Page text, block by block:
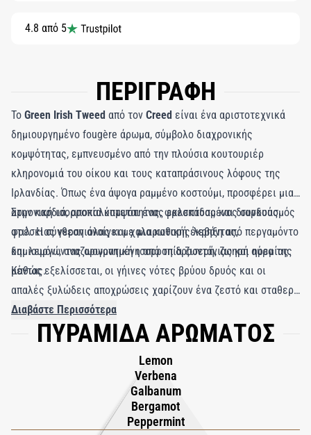
4.8 από 5
ΠΕΡΙΓΡΑΦΗ
Το Green Irish Tweed από τον Creed είναι ένα αριστοτεχνικά
δημιουργημένο fougère άρωμα, σύμβολο διαχρονικής
κομψότητας, εμπνευσμένο από την πλούσια κουτουριέρ
κληρονομιά του οίκου και τους καταπράσινους λόφους της
Ιρλανδίας. Όπως ένα άψογα ραμμένο κοστούμι, προσφέρει μια
αρμονική ισορροπία κομψότητας, φρεσκάδας και διαρκούς
στιλ. Η σύνθεση ανοίγει με μια καθαρή έκρηξη από περγαμόντο
και λεμόνι, αναζωογονημένη από τη δροσερή, ζωηρή αύρα της
μέντας.
Στην καρδιά, αποκαλύπτεται ένας εκλεπτυσμένος συνδυασμός
φρέσκιας γερανιόλας και χαλαρωτικής λεβάντας,
δημιουργώντας αρωματική ισορροπία ζωντάνιας και ηρεμίας.
Καθώς εξελίσσεται, οι γήινες νότες βρύου δρυός και οι
απαλές ξυλώδεις αποχρώσεις χαρίζουν ένα ζεστό και σταθερό
υπόβαθρο, αφήνοντας μια εντύπωση ήρεμης αυτοπεποίθησης.
Με εικόνες από πράσινα λιβάδια, θαλασσινούς ανέμους και
εμβληματική επιλογή για τον εκλεπτυσμένο άνδρα—φρέσκο
αλλά βαθύ, κλασικό αλλά σύγχρονο, και ακαταμάχητα κομψό σε
Διαβάστε Περισσότερα
ΠΥΡΑΜΙΔΑ ΑΡΩΜΑΤΟΣ
Lemon
Verbena
Galbanum
Bergamot
Peppermint